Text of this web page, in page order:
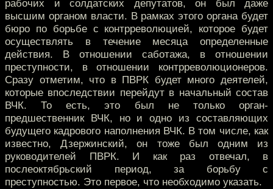
рабочих и солдатских депутатов, он был даже
высшим органом власти. В рамках этого органа будет
бюро по борьбе с контрреволюцией, которое будет
осуществлять в течение месяца определенные
действия. В отношении саботажа, в отношении
преступности, в отношении контрреволюционеров.
Сразу отметим, что в ПВРК будет много деятелей,
которые впоследствии перейдут в начальный состав
ВЧК. То есть, это был не только орган-
предшественник ВЧК, но и одно из составляющих
будущего кадрового наполнения ВЧК. В том числе, как
известно, Дзержинский, он тоже был одним из
руководителей ПВРК. И как раз отвечал, в
послеоктябрьский период, за борьбу с
преступностью. Это первое, что необходимо указать.